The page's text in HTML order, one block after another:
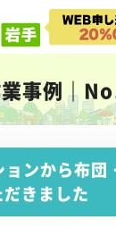
事例｜
ンから布団
きました